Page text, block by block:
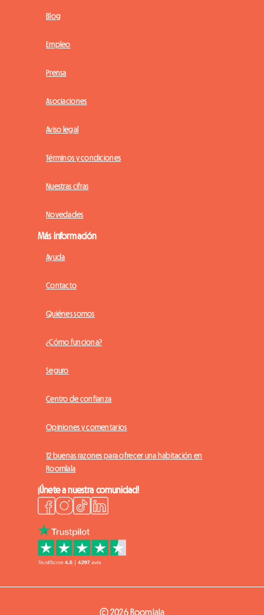
Blog
Empleo
Prensa
Asociaciones
Aviso legal
Términos y condiciones
Nuestras cifras
Novedades
Más información
Ayuda
Contacto
Quiénes somos
¿Cómo funciona?
Seguro
Centro de confianza
Opiniones y comentarios
12 buenas razones para ofrecer una habitación en
Roomlala
¡Únete a nuestra comunidad!
© 2026 Roomlala